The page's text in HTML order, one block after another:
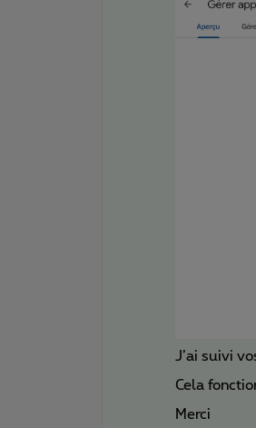
J’ai suivi
Cela
Merci